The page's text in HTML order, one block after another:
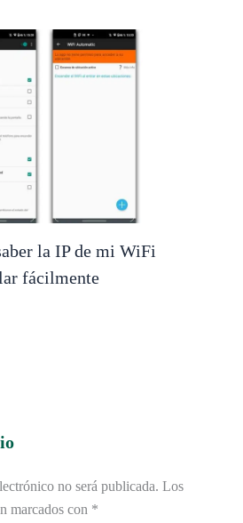
la IP de mi WiFi
fácilmente
no será publicada. Los
marcados con *